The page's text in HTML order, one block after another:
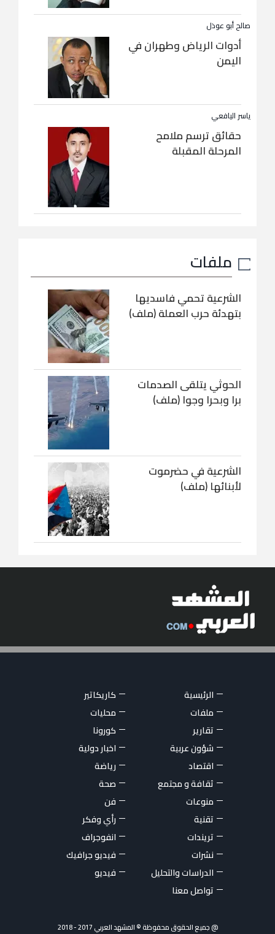
صالح أبو عوذل
أدوات الرياض وطهران في
اليمن
ياسر اليافعي
حقائق ترسم ملامح
المرحلة المقبلة
ملفات
الشرعية تحمي فاسديها
بتهدئة حرب العملة (ملف)
الحوثي يتلقى الصدمات
برا وبحرا وجوا (ملف)
الشرعية في حضرموت
لأبنائها (ملف)
الرئيسية
كاريكاتير
ملفات
محليات
تقارير
كورونا
شؤون عربية
اخبار دولية
اقتصاد
رياضة
ثقافة و مجتمع
صحة
منوعات
فن
تقنية
رأي وفكر
تريندات
انفوجراف
نشرات
فيديو جرافيك
الدراسات والتحليل
فيديو
تواصل معنا
@ جميع الحقوق محفوظة © المشهد العربي 2017 - 2018